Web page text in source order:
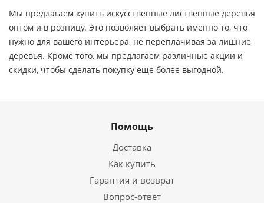
Мы предлагаем купить искусственные лиственные деревья
оптом и в розницу. Это позволяет выбрать именно то, что
нужно для вашего интерьера, не переплачивая за лишние
деревья. Кроме того, мы предлагаем различные акции и
скидки, чтобы сделать покупку еще более выгодной.
Помощь
Доставка
Как купить
Гарантия и возврат
Вопрос-ответ